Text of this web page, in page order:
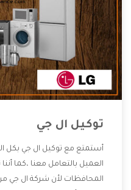
توكيل ال جي
أستمتع مع توكيل ال جي بكل
العميل بالتعامل معنا ،كما
المحافظات لأن شركة ال جي